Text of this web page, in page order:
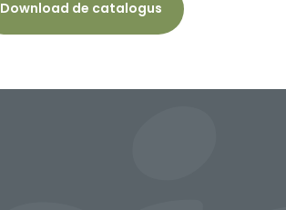
Download de catalogus